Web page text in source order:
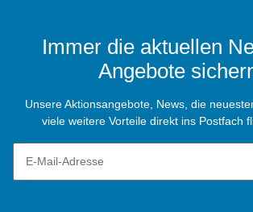
Immer die aktuellen
Angebote
Unsere Aktionsangebote, News, die
viele weitere Vorteile direkt ins Postfach